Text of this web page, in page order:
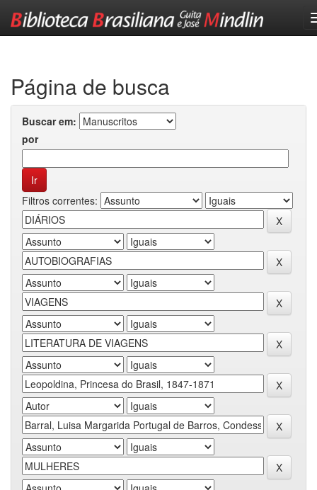
Página de busca
Buscar em:
por
Filtros correntes: